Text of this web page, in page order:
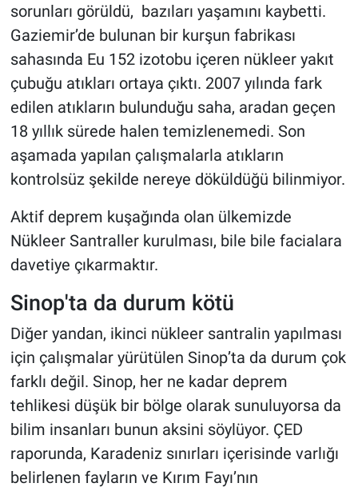
sorunları görüldü, bazıları yaşamını kaybetti.
Gaziemir’de bulunan bir kurşun fabrikası
sahasında Eu 152 izotobu içeren nükleer yakıt
çubuğu atıkları ortaya çıktı. 2007 yılında fark
edilen atıkların bulunduğu saha, aradan geçen
18 yıllık sürede halen temizlenemedi. Son
aşamada yapılan çalışmalarla atıkların
kontrolsüz şekilde nereye döküldüğü bilinmiyor.
Aktif deprem kuşağında olan ülkemizde
Nükleer Santraller kurulması, bile bile facialara
davetiye çıkarmaktır.
Sinop'ta da durum kötü
Diğer yandan, ikinci nükleer santralin yapılması
için çalışmalar yürütülen Sinop’ta da durum çok
farklı değil. Sinop, her ne kadar deprem
tehlikesi düşük bir bölge olarak sunuluyorsa da
bilim insanları bunun aksini söylüyor. ÇED
raporunda, Karadeniz sınırları içerisinde varlığı
belirlenen fayların ve Kırım Fayı’nın